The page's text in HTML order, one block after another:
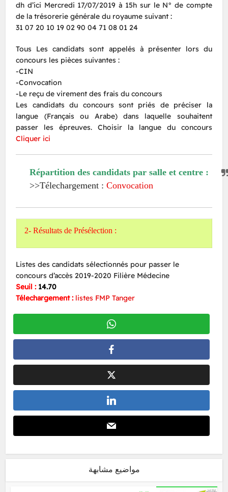
dh d’ici Mercredi 17/07/2019 à 15h sur le N° de compte
de la trésorerie générale du royaume suivant :
31 07 20 10 19 02 90 04 71 08 01 24
Tous Les candidats sont appelés à présenter lors du
concours les pièces suivantes :
-CIN
-Convocation
-Le reçu de virement des frais du concours
Les candidats du concours sont priés de préciser la
langue (Français ou Arabe) dans laquelle souhaitent
passer les épreuves. Choisir la langue du concours
Cliquer ici
Répartition des candidats par salle et centre :
>>Télechargement :Convocation
2- Résultats de Présélection :
Listes des candidats sélectionnés pour passer le
concours d’accès 2019-2020 Filière Médecine
Seuil : 14.70
Télechargement : listes FMP Tanger
مواضيع مشابهة